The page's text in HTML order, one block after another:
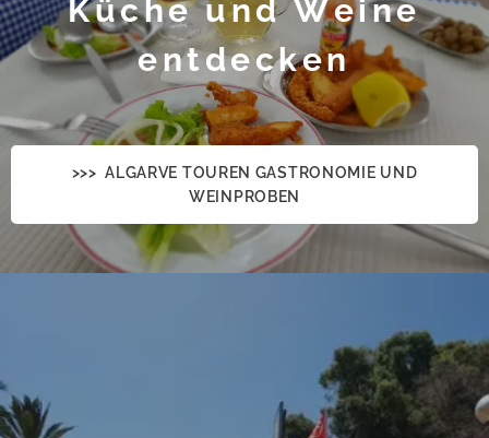
Küche und Weine
entdecken
>>> ALGARVE TOUREN GASTRONOMIE UND
WEINPROBEN